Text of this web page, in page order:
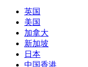
英国
美国
加拿大
新加坡
日本
中国香港